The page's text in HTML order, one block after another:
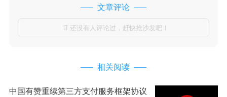
文章评论
 还没有人评论过，赶快抢沙发吧！
相关阅读
中国有赞重续第三方支付服务框架协议